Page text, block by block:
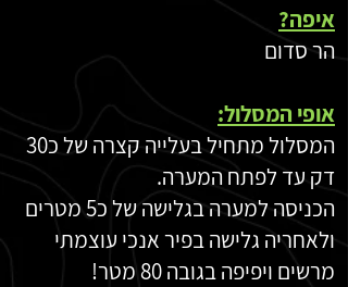
איפה?
הר סדום
אופי המסלול:
המסלול מתחיל בעלייה קצרה של כ30
דק עד לפתח המערה.
הכניסה למערה בגלישה של כ5 מטרים
ולאחריה גלישה בפיר אנכי עוצמתי
מרשים ויפיפה בגובה 80 מטר!